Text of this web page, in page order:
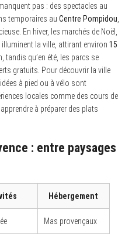
pas : des spectacles au
temporaires au Centre Pompidou
En hiver, les marchés de Noël,
la ville, attirant environ 15
tandis qu’en été, les parcs se
gratuits. Pour découvrir la ville
à pied ou à vélo sont
locales comme des cours de
à préparer des plats
: entre paysages
Hébergement
Mas provençaux